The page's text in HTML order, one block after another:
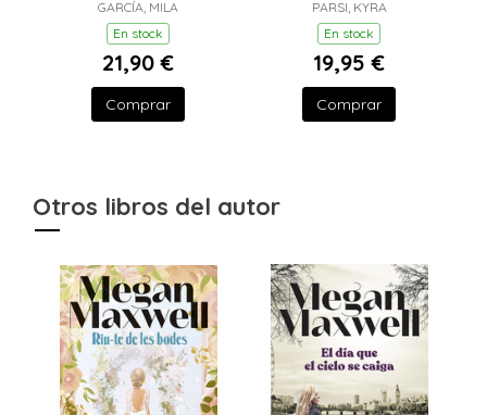
GARCÍA, MILA
En stock
21,90 €
Comprar
(JEFES MALVADOS Y
MILLONARIOS 2)
PARSI, KYRA
En stock
19,95 €
Comprar
Otros libros del autor